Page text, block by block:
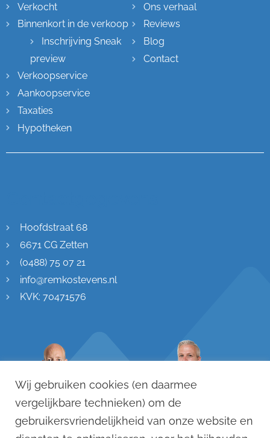
Verkocht
Binnenkort in de verkoop
Inschrijving Sneak
preview
Verkoopservice
Aankoopservice
Taxaties
Hypotheken
Ons verhaal
Reviews
Blog
Contact
Hoofdstraat 68
6671 CG Zetten
(0488) 75 07 21
info@remkostevens.nl
KVK: 70471576
Wij gebruiken cookies (en daarmee
vergelijkbare technieken) om de
gebruikersvriendelijkheid van onze website en